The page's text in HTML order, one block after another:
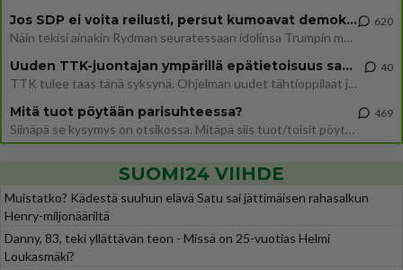
Jos SDP ei voita reilusti, persut kumoavat demokratian Suomesta
Näin tekisi ainakin Rydman seuratessaan idolinsa Trumpin mallia https://www.is.fi/politiikka/art-2000012187244.html
620
Uuden TTK-juontajan ympärillä epätietoisuus sakenee - Nyt MTV hämmentää soppaa
TTK tulee taas tänä syksynä. Ohjelman uudet tähtioppilaat julkistetaan torstaina 6. elokuuta klo 14 alkavassa lehdistö
40
Mitä tuot pöytään parisuhteessa?
Siinäpä se kysymys on otsikossa. Mitäpä siis tuot/toisit pöytään parisuhteessa? Oletko mies vai nainen? Koetko sen mitä
469
SUOMI24 VIIHDE
Muistatko? Kädestä suuhun elävä Satu sai jättimäisen rahasalkun
Henry-miljonääriltä
Danny, 83, teki yllättävän teon - Missä on 25-vuotias Helmi
Loukasmäki?